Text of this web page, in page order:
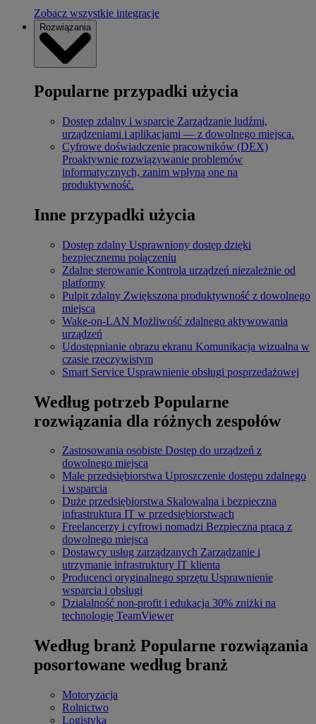
Zobacz wszystkie integracje
Rozwiązania
Popularne przypadki użycia
Dostęp zdalny i wsparcie Zarządzanie ludźmi,
urządzeniami i aplikacjami — z dowolnego miejsca.
Cyfrowe doświadczenie pracowników (DEX)
Proaktywnie rozwiązywanie problemów
informatycznych, zanim wpłyną one na
produktywność.
Inne przypadki użycia
Dostęp zdalny Usprawniony dostęp dzięki
bezpiecznemu połączeniu
Zdalne sterowanie Kontrola urządzeń niezależnie od
platformy
Pulpit zdalny Zwiększona produktywność z dowolnego
miejsca
Wake-on-LAN Możliwość zdalnego aktywowania
urządzeń
Udostępnianie obrazu ekranu Komunikacja wizualna w
czasie rzeczywistym
Smart Service Usprawnienie obsługi posprzedażowej
Według potrzeb Popularne
rozwiązania dla różnych zespołów
Zastosowania osobiste Dostęp do urządzeń z
dowolnego miejsca
Małe przedsiębiorstwa Uproszczenie dostępu zdalnego
i wsparcia
Duże przedsiębiorstwa Skalowalna i bezpieczna
infrastruktura IT w przedsiębiorstwach
Freelancerzy i cyfrowi nomadzi Bezpieczna praca z
dowolnego miejsca
Dostawcy usług zarządzanych Zarządzanie i
utrzymanie infrastruktury IT klienta
Producenci oryginalnego sprzętu Usprawnienie
wsparcia i obsługi
Działalność non-profit i edukacja 30% zniżki na
technologię TeamViewer
Według branż Popularne rozwiązania
posortowane według branż
Motoryzacja
Rolnictwo
Logistyka